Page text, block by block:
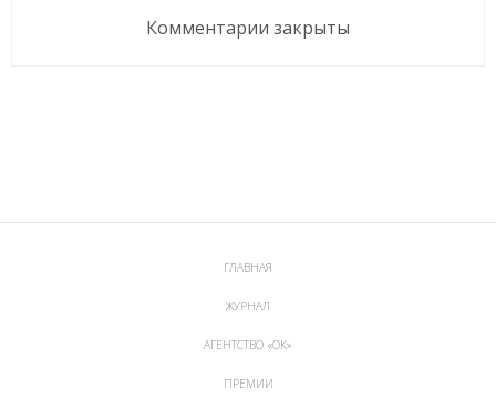
Комментарии закрыты
ГЛАВНАЯ
ЖУРНАЛ
АГЕНТСТВО «ОК»
ПРЕМИИ